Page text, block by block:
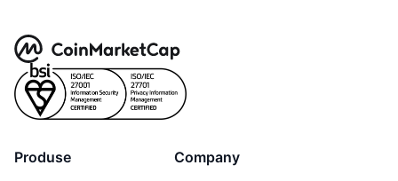
Produse Company